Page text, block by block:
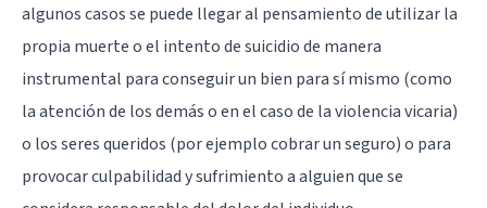
algunos casos se puede llegar al pensamiento de utilizar la
propia muerte o el intento de suicidio de manera
instrumental para conseguir un bien para sí mismo (como
la atención de los demás oen el caso de la violencia vicaria)
o los seres queridos (por ejemplo cobrar un seguro) o para
provocar culpabilidad y sufrimiento a alguien que se